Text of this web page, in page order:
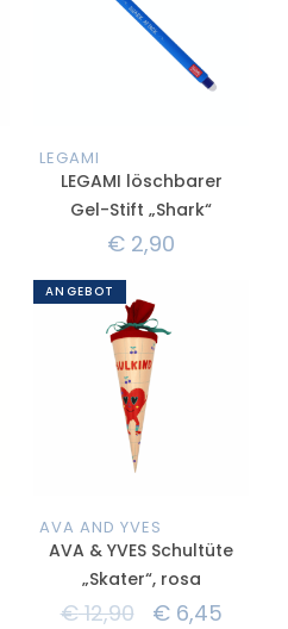
LEGAMI
LEGAMI löschbarer
Gel-Stift „Shark“
€ 2,90
ANGEBOT
AVA AND YVES
AVA & YVES Schultüte
„Skater“, rosa
€12,90 €6,45